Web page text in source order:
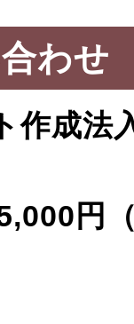
わせ
作成
円